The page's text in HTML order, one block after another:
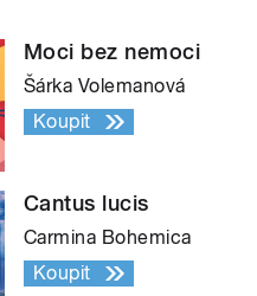
Moci bez nemoci
Šárka Volemanová
Koupit
Cantus lucis
Carmina Bohemica
Koupit